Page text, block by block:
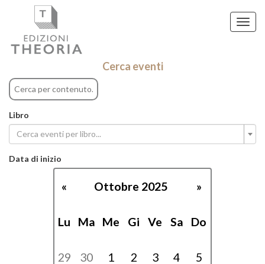
Cerca eventi
Libro
Cerca eventi per libro...
Data di inizio
« Ottobre 2025 »
Lu Ma Me Gi Ve Sa Do
29 30 1 2 3 4 5